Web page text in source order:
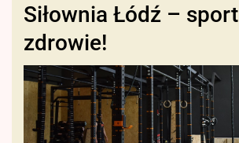
Siłownia Łódź –
zdrowie!